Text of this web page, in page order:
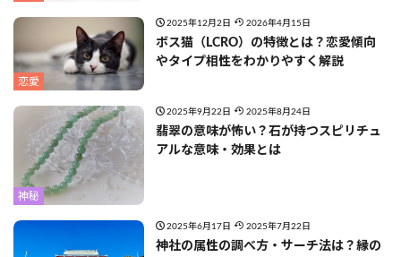
恋愛
2025年12月2日 2026年4月15日
ボス猫（LCRO）の特徴とは？恋愛傾向
やタイプ相性をわかりやすく解説
神秘
2025年9月22日 2025年8月24日
翡翠の意味が怖い？石が持つスピリチュ
アルな意味・効果とは
2025年6月17日 2025年7月22日
神社の属性の調べ方・サーチ法は？縁の